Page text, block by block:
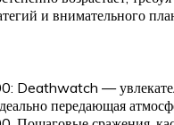
и внимательного
Deathwatch —
передающая